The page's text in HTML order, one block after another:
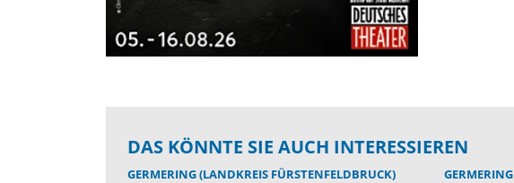
DAS KÖNNTE SIE AUCH INTERESSIEREN
GERMERING (LANDKREIS FÜRSTENFELDBRUCK) GERMERING